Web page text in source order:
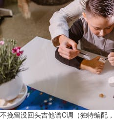
不挽留没回头吉他谱C调（独特编配